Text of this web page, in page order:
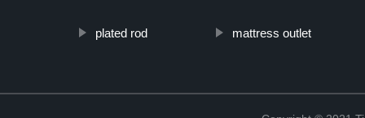
plated rod mattress outlet